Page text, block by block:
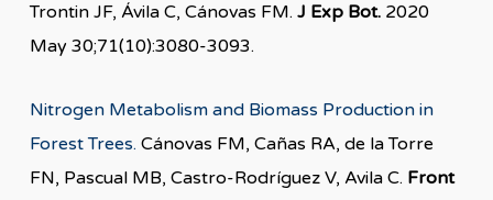
Trontin JF, Ávila C, Cánovas FM. J Exp Bot.2020
May 30;71(10):3080-3093.
Nitrogen Metabolism and Biomass Production in
Forest Trees. Cánovas FM, Cañas RA, de la Torre
FN, Pascual MB, Castro-Rodríguez V, Avila C. Front